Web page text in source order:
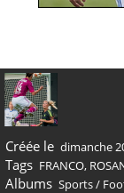
Créée le dimanche
Tags FRANCO,
Albums Sports/